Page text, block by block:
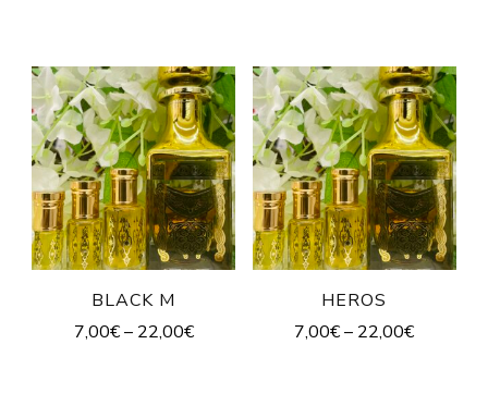
BLACK M
7,00€– 22,00€
HEROS
7,00€– 22,00€